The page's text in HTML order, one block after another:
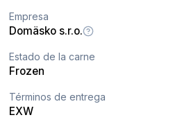
Empresa
Domäsko s.r.o.
Estado de la carne
Frozen
Términos de entrega
EXW